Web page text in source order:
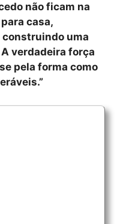
não ficam na
casa,
uma
A verdadeira força
pela forma como